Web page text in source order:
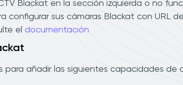
Blackat en la sección izquierda o no
configurar sus cámaras Blackat con URL
el documentación
añadir las siguientes capacidades de